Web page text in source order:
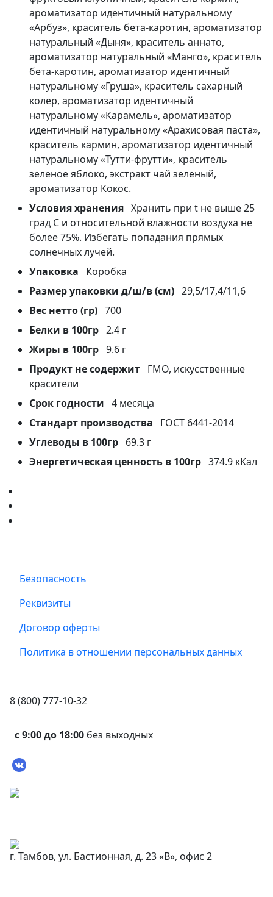
ароматизатор идентичный натуральному
«Арбуз», краситель бета-каротин, ароматизатор
натуральный «Дыня», краситель аннато,
ароматизатор натуральный «Манго», краситель
бета-каротин, ароматизатор идентичный
натуральному «Груша», краситель сахарный
колер, ароматизатор идентичный
натуральному «Карамель», ароматизатор
идентичный натуральному «Арахисовая паста»,
краситель кармин, ароматизатор идентичный
натуральному «Тутти-фрутти», краситель
зеленое яблоко, экстракт чай зеленый,
ароматизатор Кокос.
Условия хранения Хранить при t не выше 25
град С и относительной влажности воздуха не
более 75%. Избегать попадания прямых
солнечных лучей.
Упаковка
Коробка
Размер упаковки д/ш/в (см) 29,5/17,4/11,6
Вес нетто (гр) 700
Белки в 100гр 2.4 г
Жиры в 100гр 9.6 г
Продукт не содержит ГМО, искусственные
красители
Срок годности 4 месяца
Стандарт производства
ГОСТ 6441-2014
Углеводы в 100гр 69.3 г
Энергетическая ценность в 100гр 374.9 кКал
Безопасность
Реквизиты
Договор оферты
Политика в отношении персональных данных
8 (800) 777-10-32
с 9:00 до 18:00 без выходных
г. Тамбов, ул. Бастионная, д. 23 «В», офис 2